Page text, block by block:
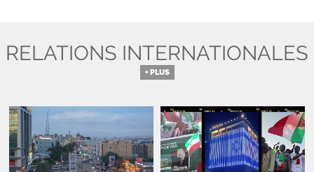
RELATIONS INTERNATIONALES
+ PLUS